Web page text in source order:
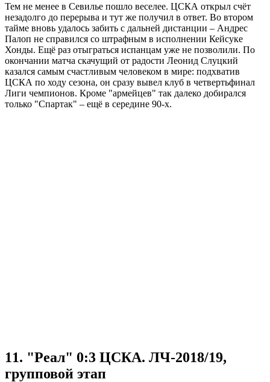
Тем не менее в Севилье пошло веселее. ЦСКА открыл счёт
незадолго до перерыва и тут же получил в ответ. Во втором
тайме вновь удалось забить с дальней дистанции – Андрес
Палоп не справился со штрафным в исполнении Кейсуке
Хонды. Ещё раз отыграться испанцам уже не позволили. По
окончании матча скачущий от радости Леонид Слуцкий
казался самым счастливым человеком в мире: подхватив
ЦСКА по ходу сезона, он сразу вывел клуб в четвертьфинал
Лиги чемпионов. Кроме "армейцев" так далеко добирался
только "Спартак" – ещё в середине 90-х.
11. "Реал" 0:3 ЦСКА. ЛЧ-2018/19,
групповой этап